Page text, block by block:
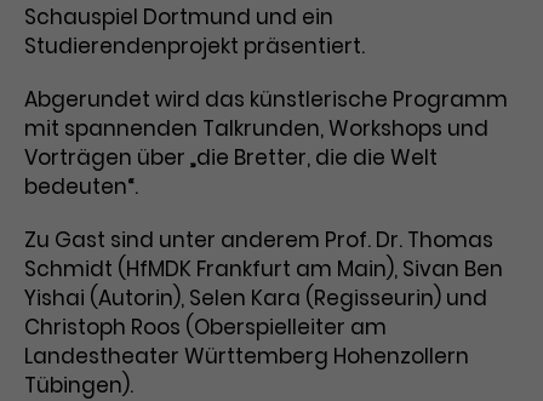
Anbieter Google Analytics
Laufzeit 1 Minute
Zweck
Das ist ein von Google Analytics
gesetztes Cookie. Bestimmte
gesendet. Solange es gesetzt ist,
werden bestimmte
Datenübertragungen
unterbunden.
Laufzeit 3 Monate
Zweck
Dieses Cookie wird verwendet, um
Nutzerinteraktionen mit
Werbeanzeigen zu messen und
Remarketing-Funktionen
Name IDE
Anbieter Google / DoubleClick
Schauspiel Dortmund und ein
Studierendenprojekt präsentiert.
Abgerundet wird das künstlerische Programm
mit spannenden Talkrunden, Workshops und
Vorträgen über „die Bretter, die die Welt
bedeuten“.
Zu Gast sind unter anderem Prof. Dr. Thomas
Schmidt (HfMDK Frankfurt am Main), Sivan Ben
Yishai (Autorin), Selen Kara (Regisseurin) und
Christoph Roos (Oberspielleiter am
Landestheater Württemberg Hohenzollern
Tübingen).